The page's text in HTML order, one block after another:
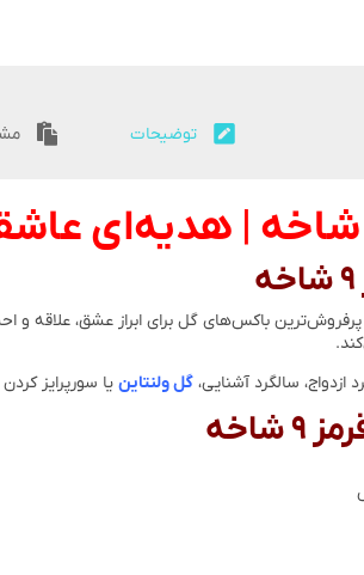
توضیحات
ازدواج، سالگرد آشنایی، گل ولنتاین یا سورپرایز کردن فردی